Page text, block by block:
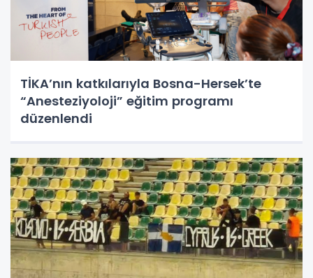
TİKA’nın katkılarıyla Bosna-Hersek’te
“Anesteziyoloji” eğitim programı
düzenlendi